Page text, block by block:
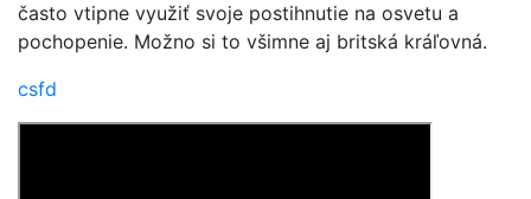
často vtipne využiť svoje postihnutie na osvetu a
pochopenie. Možno si to všimne aj britská kráľovná.
csfd